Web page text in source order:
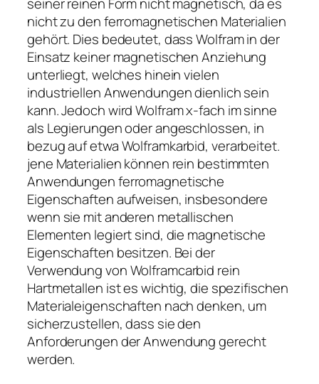
nicht zu den ferromagnetischen Materialien
gehört. Dies bedeutet, dass Wolfram in der
Einsatz keiner magnetischen Anziehung
unterliegt, welches hinein vielen
industriellen Anwendungen dienlich sein
kann. Jedoch wird Wolfram x-fach im sinne
als Legierungen oder angeschlossen, in
bezug auf etwa Wolframkarbid, verarbeitet.
jene Materialien können rein bestimmten
Anwendungen ferromagnetische
Eigenschaften aufweisen, insbesondere
wenn sie mit anderen metallischen
Elementen legiert sind, die magnetische
Eigenschaften besitzen. Bei der
Verwendung von Wolframcarbid rein
Hartmetallen ist es wichtig, die spezifischen
Materialeigenschaften nach denken, um
sicherzustellen, dass sie den
Anforderungen der Anwendung gerecht
werden.